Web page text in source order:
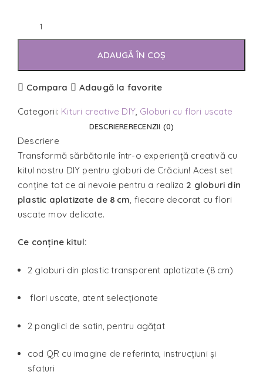
ADAUGĂ ÎN COȘ
Compara Adaugă la favorite
Categorii: Kituri creative DIY Globuri cu flori uscate
DESCRIERERECENZII (0)
Descriere
Transformă sărbătorile într-o experiență creativă cu
kitul nostru DIY pentru globuri de Crăciun! Acest set
conține tot ce ai nevoie pentru a realiza 2 globuri din
plastic aplatizate de 8 cm , fiecare decorat cu flori
uscate mov delicate.
Ce conține kitul:
2 globuri din plastic transparent aplatizate (8 cm)
flori uscate, atent selecționate
2 panglici de satin, pentru agățat
cod QR cu imagine de referinta, instrucțiuni și
sfaturi